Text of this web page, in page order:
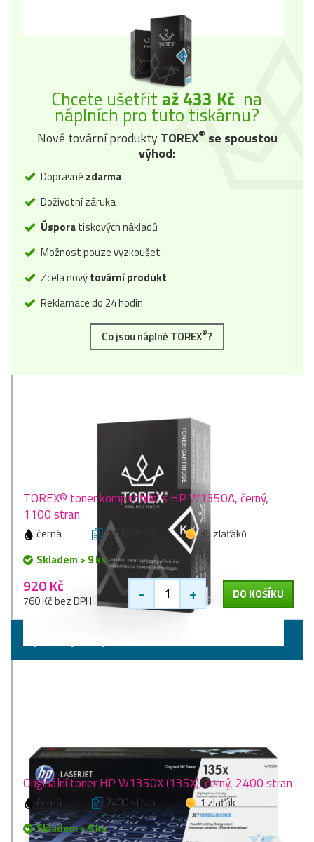
Chcete ušetřit až 433 Kč na
náplních pro tuto tiskárnu?
Nové tovární produktyTOREX® se spoustou
výhod:
Dopravné zdarma
Doživotní záruka
Úsporatiskových nákladů
Možnost pouze vyzkoušet
Zcela novýtovární produkt
Reklamace do 24 hodin
Co jsou náplně TOREX®?
TOREX® toner kompatibilní s HP W1350A, černý,
1100 stran
černá 1100 stran
35 zlaťáků
Skladem > 9 ks
920 Kč
760 Kč bez DPH - + DO KOŠÍKU
Originální toner HP W1350X (135X), černý, 2400 stran
černá 2400 stran
1 zlaťák
Skladem > 9 ks